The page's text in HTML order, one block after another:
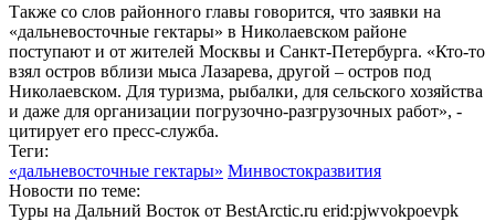
Также со слов районного главы говорится, что заявки на
«дальневосточные гектары» в Николаевском районе
поступают и от жителей Москвы и Санкт-Петербурга. «Кто-то
взял остров вблизи мыса Лазарева, другой – остров под
Николаевском. Для туризма, рыбалки, для сельского хозяйства
и даже для организации погрузочно-разгрузочных работ», -
цитирует его пресс-служба.
Теги:
«дальневосточные гектары» Минвостокразвития
Новости по теме:
Туры на Дальний Восток от BestArctic.ru erid:pjwvokpoevpk